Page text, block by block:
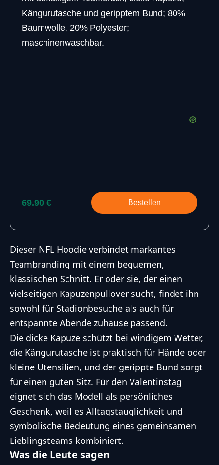
Kängurutasche und geripptem Bund; 80%
Baumwolle, 20% Polyester;
maschinenwaschbar.
69.90 € Bestellen
Dieser NFL Hoodie verbindet markantes
Teambranding mit einem bequemen,
klassischen Schnitt. Er oder sie, der einen
vielseitigen Kapuzenpullover sucht, findet ihn
sowohl für Stadionbesuche als auch für
entspannte Abende zuhause passend.
Die dicke Kapuze schützt bei windigem Wetter,
die Kängurutasche ist praktisch für Hände oder
kleine Utensilien, und der gerippte Bund sorgt
für einen guten Sitz. Für den Valentinstag
eignet sich das Modell als persönliches
Geschenk, weil es Alltagstauglichkeit und
symbolische Bedeutung eines gemeinsamen
Lieblingsteams kombiniert.
Was die Leute sagen